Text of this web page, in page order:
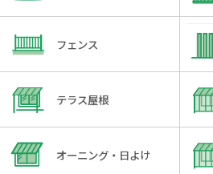
フェンス
テラス屋根
オーニング・日よけ